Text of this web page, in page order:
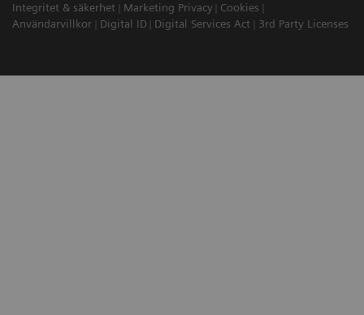
Integritet & säkerhet
Marketing Privacy
Cookies
Användarvillkor
Digital ID Digital Services Act 3rd Party Licenses